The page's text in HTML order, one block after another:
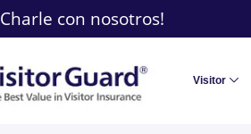
Charle con nosotros!
Visitor